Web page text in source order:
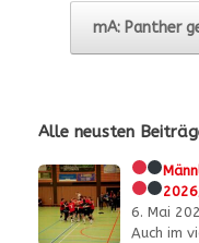
mA: Panther
Alle neusten
6. Mai
Auch im